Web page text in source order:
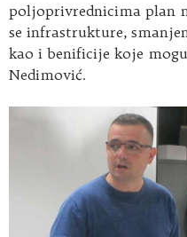
poljoprivrednicima plan
se infrastrukture,
kao i benificije koje
Nedimović.